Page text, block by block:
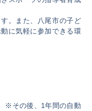
。また、八尾市の子ど
に気軽に参加できる環
※その後、1年間の自動